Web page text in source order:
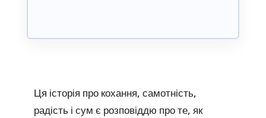
Ця історія про кохання, самотність,
радість і сум є розповіддю про те, як